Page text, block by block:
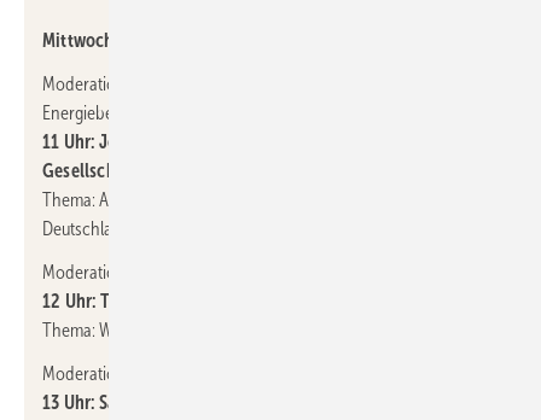
Mittwoch, 7. Mai 2025:
Moderation: Joachim Berner (Redaktion Gebäude-
Energieberater):
11 Uhr: Jörg Sutter, Geschäftsführer der Deutschen
Gesellschaft für Sonnenenergie
Thema: Aktuelle Rahmenbedingungen für Photovoltaik in
Deutschland
Moderation: Eva Augsten (Redaktion HZwei):
12 Uhr: Timm Peris (Enertrag)
Thema: Wasserstoffprojekt Hyphen Hydrogen in Namibia
Moderation: Fabian Kauschke (Redaktion Erneuerbare Energien):
13 Uhr: Sarah Scharfen (Business Development Intilion),